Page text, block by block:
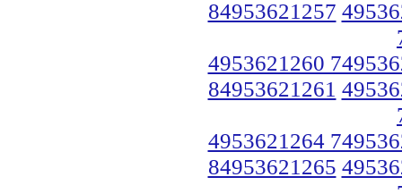
84953621257
4953621260
84953621261
4953621264
84953621265